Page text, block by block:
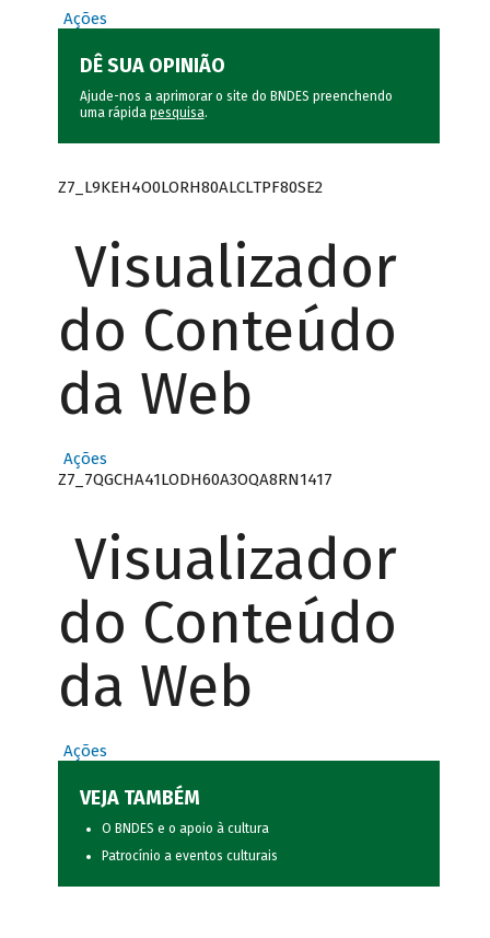
Ações
DÊ SUA OPINIÃO
Ajude-nos a aprimorar o site do BNDES preenchendo
uma rápida pesquisa.
Z7_L9KEH4O0LORH80ALCLTPF80SE2
Visualizador
do Conteúdo
da Web
Ações
Z7_7QGCHA41LODH60A3OQA8RN1417
Visualizador
do Conteúdo
da Web
Ações
VEJA TAMBÉM
O BNDES e o apoio à cultura
Patrocínio a eventos culturais